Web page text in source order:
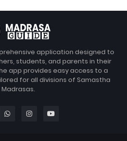
application designed to
students, and parents in their
app provides easy access to a
for all divisions of Samastha
Madrasas.